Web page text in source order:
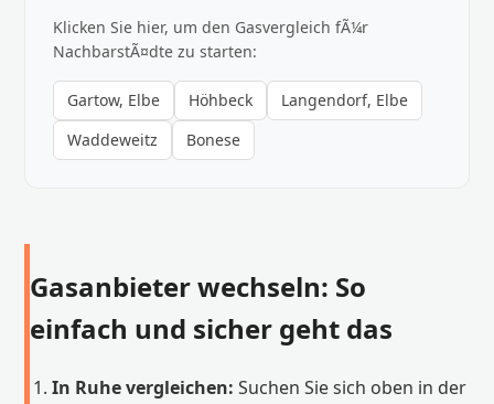
Klicken Sie hier, um den Gasvergleich fÃ¼r
NachbarstÃ¤dte zu starten:
Gartow, Elbe Höhbeck
Langendorf, Elbe
Waddeweitz
Bonese
Gasanbieter wechseln: So
einfach und sicher geht das
In Ruhe vergleichen: Suchen Sie sich oben in der